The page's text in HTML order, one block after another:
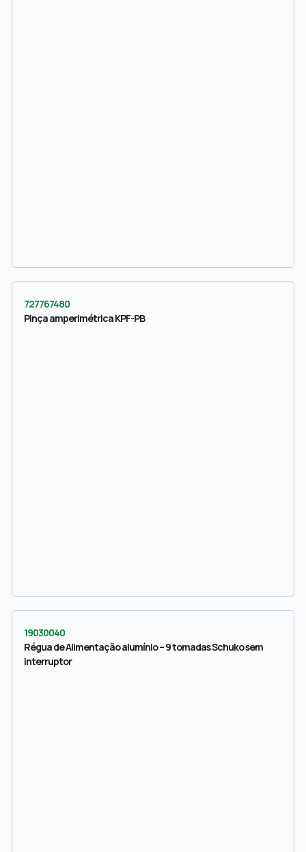
727767480
Pinça amperimétrica KPF-PB
19030040
Régua de Alimentação alumínio – 9 tomadas Schuko sem
interruptor